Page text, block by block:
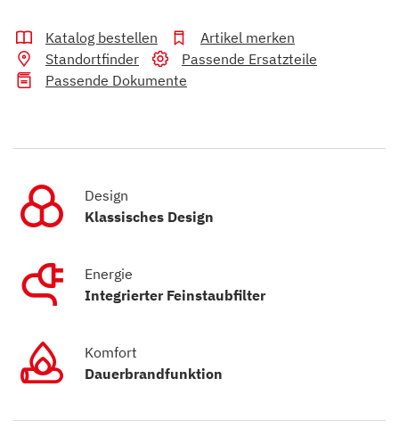
Katalog bestellen
Artikel merken
Standortfinder
Passende Ersatzteile
Passende Dokumente
Design
Klassisches Design
Energie
Integrierter Feinstaubfilter
Komfort
Dauerbrandfunktion